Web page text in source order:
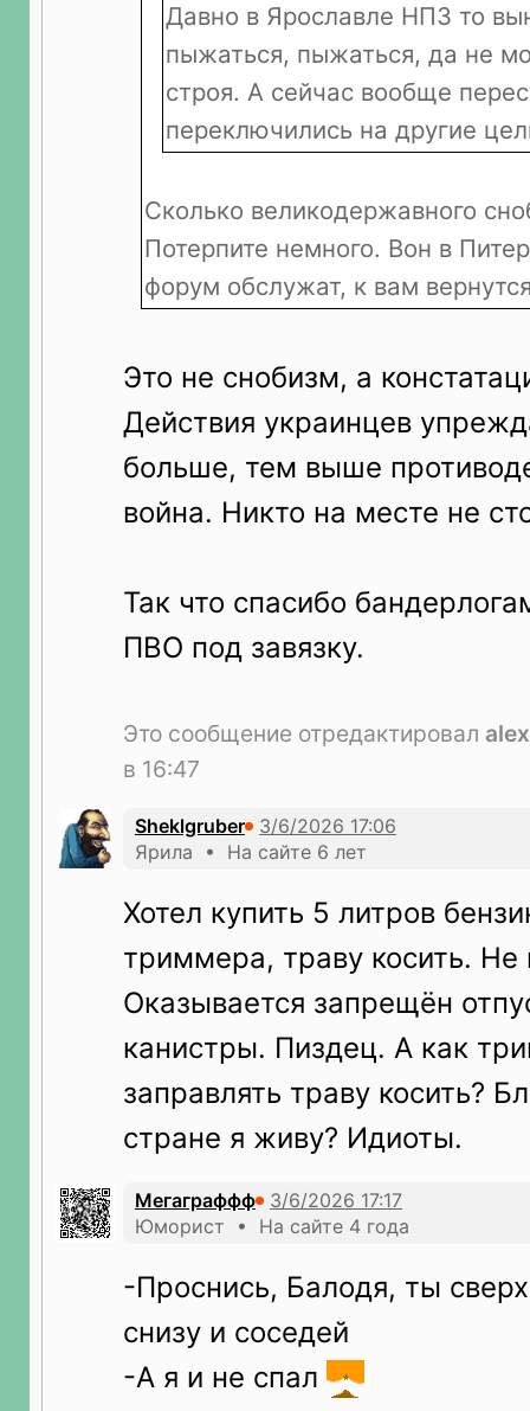
Давно в Ярославле НПЗ то
пыжаться, пыжаться, да не
строя. А сейчас вообще
переключились на другие
Сколько великодержавного
Потерпите немного. Вон в
форум обслужат, к вам
Это не снобизм, а
Действия украинцев
больше, тем выше
война. Никто на месте не
Так что спасибо
ПВО под завязку.
Это сообщение отредактировал
в 16:47
Sheklgruber
Ярила • На сайте 6 лет
Хотел купить 5 литров
триммера, траву косить. Не
Оказывается запрещён
канистры. Пиздец. А как
заправлять траву косить?
стране я живу? Идиоты.
Мегаграффф
Юморист • На сайте 4 года
-Проснись, Балодя, ты
снизу и соседей
-А я и не спал